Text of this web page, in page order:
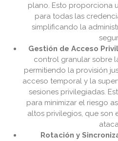
plano. Esto proporciona
para todas las
simplificando la
Gestión de Acceso
control granular sobre
permitiendo la provisión
acceso temporal y la
sesiones privilegiadas.
para minimizar el riesgo
altos privilegios, que son
Rotación y